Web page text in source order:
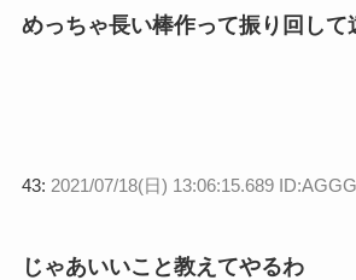
めっちゃ長い棒作って振り回して
43: 2021/07/18(日) 13:06:15.689
じゃあいいこと教えてやるわ